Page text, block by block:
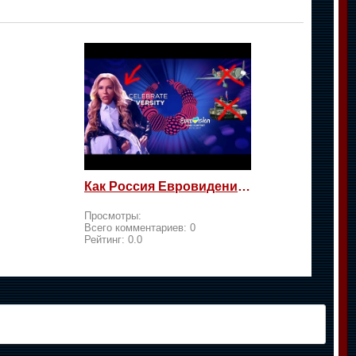
Как Россия Евровидение на жалость берет
Просмотры:
Всего комментариев: 0
Рейтинг: 0.0